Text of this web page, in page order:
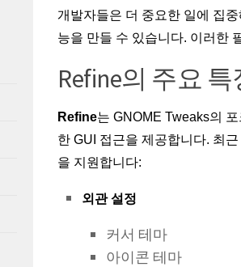
개발자들은 더 중요한 일에 집
능을 만들 수 있습니다. 이러한
Refine의 주요 특
Refine는 GNOME Tweaks의
한 GUI 접근을 제공합니다. 최
을 지원합니다:
외관 설정
커서 테마
아이콘 테마